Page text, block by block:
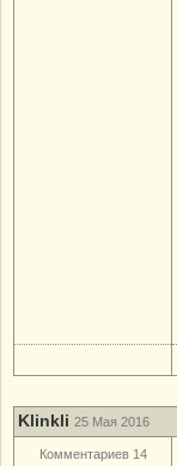
Klinkli 25 Мая 2016
Комментариев 14